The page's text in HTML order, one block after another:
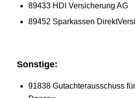
89433 HDI Versicherung AG
89452 Sparkassen
Sonstige:
91838 Gutachterausschuss